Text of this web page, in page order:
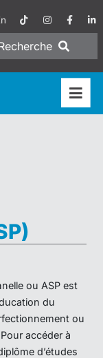
ou ASP est
du
ou
accéder à
d’études